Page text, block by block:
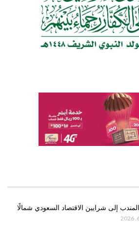
إلى شرايين الاقتصاد السعودي شمالًا